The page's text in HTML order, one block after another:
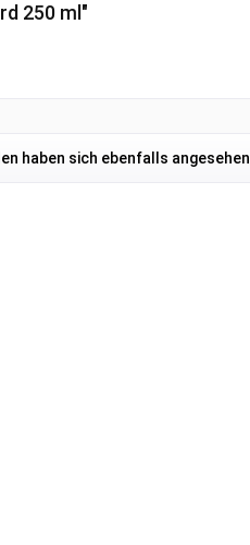
250 ml"
haben sich ebenfalls angesehen